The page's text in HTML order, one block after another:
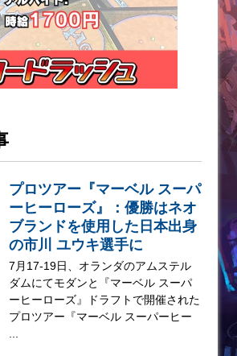
プロツアー『マーベル スーパ
ーヒーローズ』：優勝はネオ
ブランドを使用した日本出身
の市川 ユウキ選手に
7月17-19日、オランダのアムステル
ダムにてモダンと『マーベル スーパ
ーヒーローズ』ドラフトで開催された
プロツアー『マーベル スーパーヒー